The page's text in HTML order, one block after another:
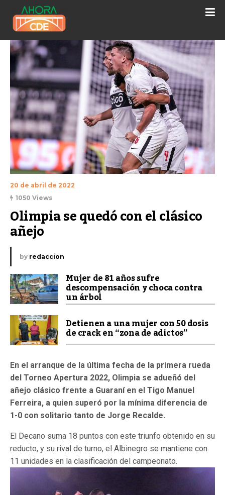
20 de abril de 2022
1050 Views
Olimpia se quedó con el clásico
añejo
by redaccion
Mujer de 81 años sufre
descompensación y choca contra
un árbol
Detienen a una mujer con 50 dosis
de crack en “zona de adictos”
En el arranque de la última fecha de la primera rueda
del Torneo Apertura 2022, Olimpia se adueñó del
añejo clásico frente a Guaraní en el Tigo Manuel
Ferreira, a quien superó por la mínima diferencia de
1-0 con solitario tanto de Jorge Recalde.
El Decano suma 18 puntos con este triunfo obtenido en su
reducto, y su rival de turno, el Albinegro se mantiene con
11 unidades en la clasificación del campeonato.